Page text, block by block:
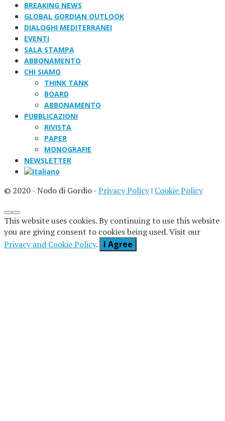
BREAKING NEWS
GLOBAL GORDIAN OUTLOOK
DIALOGHI MEDITERRANEI
EVENTI
SALA STAMPA
ABBONAMENTO
CHI SIAMO
THINK TANK
BOARD
ABBONAMENTO
PUBBLICAZIONI
RIVISTA
PAPER
MONOGRAFIE
NEWSLETTER
© 2020 - Nodo di Gordio -Privacy Policy| Cookie Policy
This website uses cookies. By continuing to use this website
you are giving consent to cookies being used. Visit our
Privacy and Cookie Policy. I Agree